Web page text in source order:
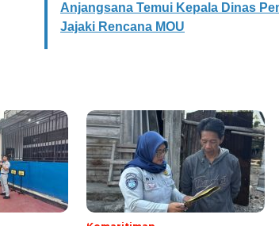
Anjangsana Temui Kepala Dinas
Jajaki Rencana MOU